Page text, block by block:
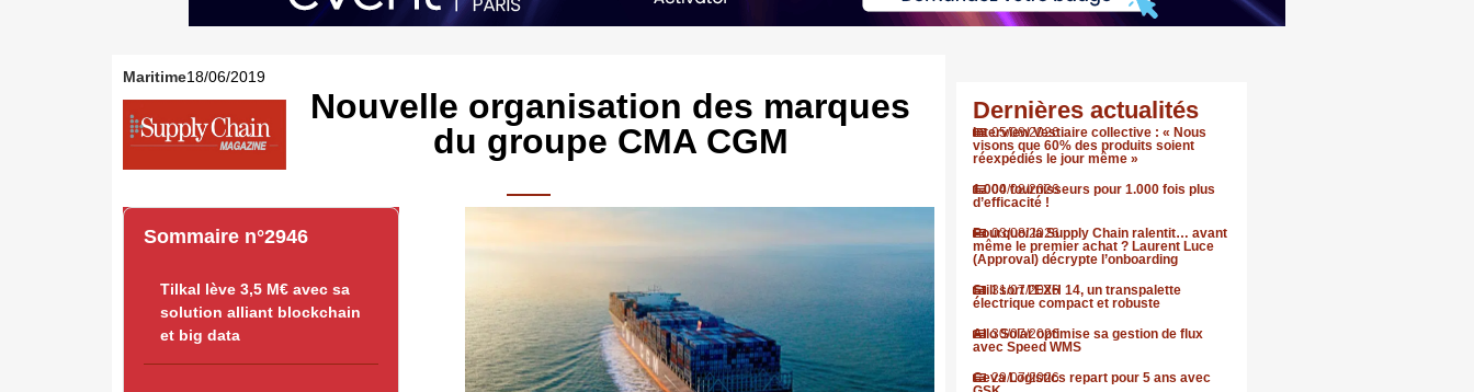
Nouvelle organisation des marques
du groupe CMA CGM
Sommaire n°2946
Tilkal lève 3,5 M€ avec sa
solution alliant blockchain
et big data
Maritime18/06/2019
Dernières actualités
05/08/2026
Interview Vestiaire collective : « Nous
visons que 60% des produits soient
réexpédiés le jour même »
04/08/2026
1.000 fournisseurs pour 1.000 fois plus
d’efficacité !
03/08/2026
Pourquoi la Supply Chain ralentit… avant
même le premier achat ? Laurent Luce
(Approval) décrypte l’onboarding
31/07/2026
Still sort l’EXH 14, un transpalette
électrique compact et robuste
30/07/2026
Allo Solar optimise sa gestion de flux
avec Speed WMS
29/07/2026
Ceva Logistics repart pour 5 ans avec